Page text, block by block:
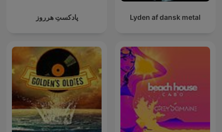
پادکستِ هرروز Lyden af dansk metal